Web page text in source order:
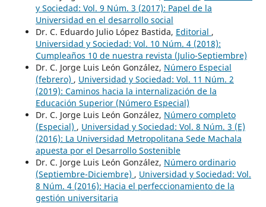
y Sociedad: Vol. 9 Núm. 3 (2017): Papel de la
Universidad en el desarrollo social
Dr. C. Eduardo Julio López Bastida, Editorial ,
Universidad y Sociedad: Vol. 10 Núm. 4 (2018):
Cumpleaños 10 de nuestra revista (Julio-Septiembre)
Dr. C. Jorge Luis León González, Número Especial
(febrero) , Universidad y Sociedad: Vol. 11 Núm. 2
(2019): Caminos hacia la internalización de la
Educación Superior (Número Especial)
Dr. C. Jorge Luis León González, Número completo
(Especial) , Universidad y Sociedad: Vol. 8 Núm. 3 (E)
(2016): La Universidad Metropolitana Sede Machala
apuesta por el Desarrollo Sostenible
Dr. C. Jorge Luis León González, Número ordinario
(Septiembre-Diciembre) , Universidad y Sociedad: Vol.
8 Núm. 4 (2016): Hacia el perfeccionamiento de la
gestión universitaria